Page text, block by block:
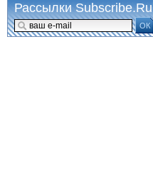
Рассылки Subscribe.Ru
ОК